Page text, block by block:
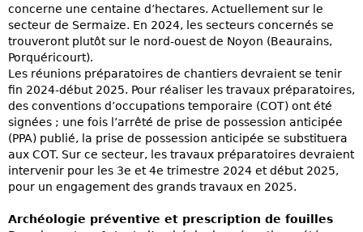
concerne une centaine d’hectares. Actuellement sur le
secteur de Sermaize. En 2024, les secteurs concernés se
trouveront plutôt sur le nord-ouest de Noyon (Beaurains,
Porquéricourt).
Les réunions préparatoires de chantiers devraient se tenir
fin 2024-début 2025. Pour réaliser les travaux préparatoires,
des conventions d’occupations temporaire (COT) ont été
signées ; une fois l’arrêté de prise de possession anticipée
(PPA) publié, la prise de possession anticipée se substituera
aux COT. Sur ce secteur, les travaux préparatoires devraient
intervenir pour les 3e et 4e trimestre 2024 et début 2025,
pour un engagement des grands travaux en 2025.
Archéologie préventive et prescription de fouilles